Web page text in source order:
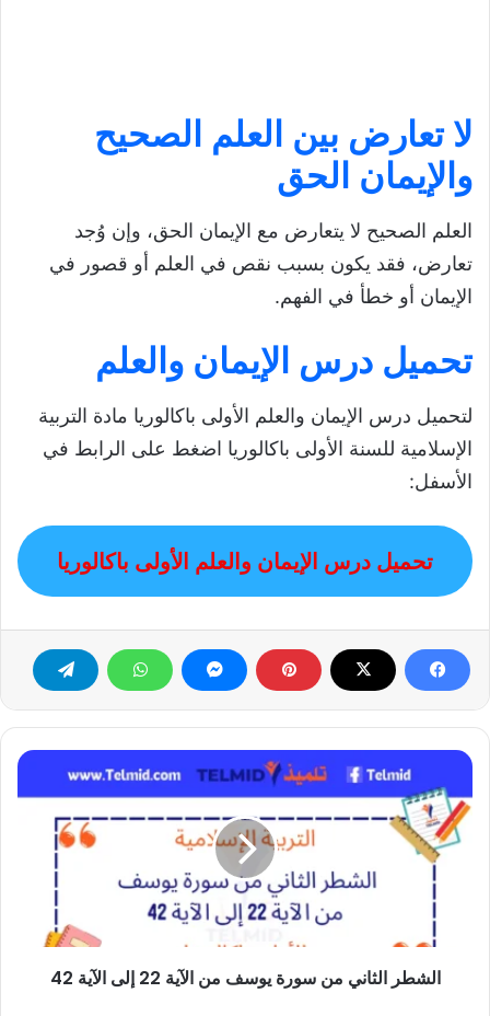
لا تعارض بين العلم الصحيح
والإيمان الحق
العلم الصحيح لا يتعارض مع الإيمان الحق، وإن وُجد
تعارض، فقد يكون بسبب نقص في العلم أو قصور في
الإيمان أو خطأ في الفهم.
تحميل درس الإيمان والعلم
لتحميل درس الإيمان والعلم الأولى باكالوريا مادة التربية
الإسلامية للسنة الأولى باكالوريا اضغط على الرابط في
الأسفل:
تحميل درس الإيمان والعلم الأولى باكالوريا
الشطر
الثاني
من
سورة
يوسف
الشطر الثاني من سورة يوسف من الآية 22 إلى الآية 42